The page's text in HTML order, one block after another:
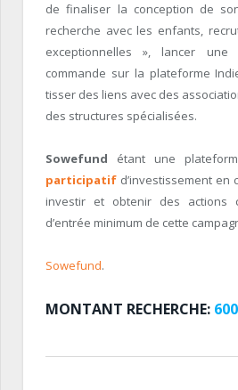
de finaliser la conception de
recherche avec les enfants,
exceptionnelles », lancer
commande sur la plateforme
tisser des liens avec des
des structures spécialisées.
Sowefund étant une
participatif d’investissement en
investir et obtenir des actions
d’entrée minimum de cette
Sowefund.
MONTANT RECHERCHE: